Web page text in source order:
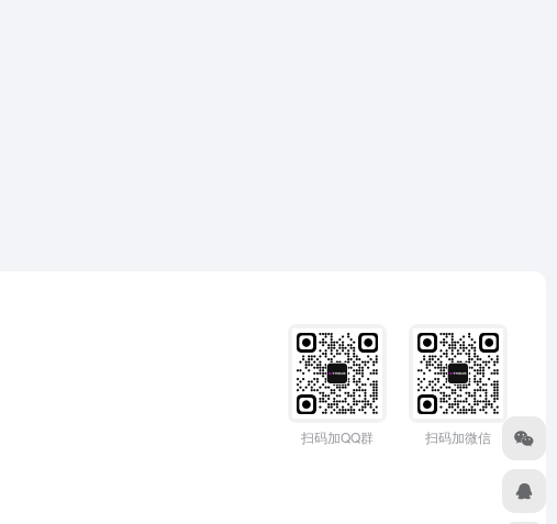
扫码加QQ群 扫码加微信